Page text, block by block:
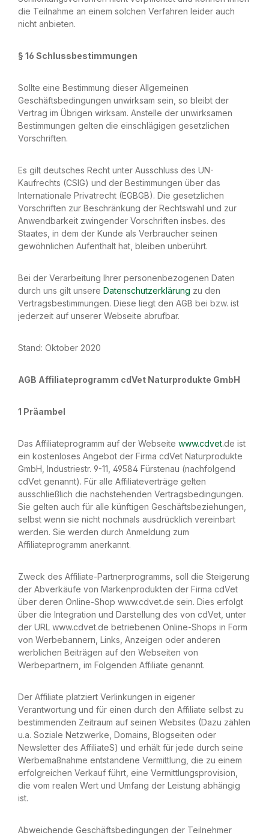
die Teilnahme an einem solchen Verfahren leider auch
nicht anbieten.
§ 16 Schlussbestimmungen
Sollte eine Bestimmung dieser Allgemeinen
Geschäftsbedingungen unwirksam sein, so bleibt der
Vertrag im Übrigen wirksam. Anstelle der unwirksamen
Bestimmungen gelten die einschlägigen gesetzlichen
Vorschriften.
Es gilt deutsches Recht unter Ausschluss des UN-
Kaufrechts (CSIG) und der Bestimmungen über das
Internationale Privatrecht (EGBGB). Die gesetzlichen
Vorschriften zur Beschränkung der Rechtswahl und zur
Anwendbarkeit zwingender Vorschriften insbes. des
Staates, in dem der Kunde als Verbraucher seinen
gewöhnlichen Aufenthalt hat, bleiben unberührt.
Bei der Verarbeitung Ihrer personenbezogenen Daten
durch uns gilt unsere Datenschutzerklärung zu den
Vertragsbestimmungen. Diese liegt den AGB bei bzw. ist
jederzeit auf unserer Webseite abrufbar.
Stand: Oktober 2020
AGB Affiliateprogramm cdVet Naturprodukte GmbH
1 Präambel
Das Affiliateprogramm auf der Webseite www.cdvet.de ist
ein kostenloses Angebot der Firma cdVet Naturprodukte
GmbH, Industriestr. 9-11, 49584 Fürstenau (nachfolgend
cdVet genannt). Für alle Affiliateverträge gelten
ausschließlich die nachstehenden Vertragsbedingungen.
Sie gelten auch für alle künftigen Geschäftsbeziehungen,
selbst wenn sie nicht nochmals ausdrücklich vereinbart
werden. Sie werden durch Anmeldung zum
Affiliateprogramm anerkannt.
Zweck des Affiliate-Partnerprogramms, soll die Steigerung
der Abverkäufe von Markenprodukten der Firma cdVet
über deren Online-Shop www.cdvet.de sein. Dies erfolgt
über die Integration und Darstellung des von cdVet, unter
der URL www.cdvet.de betriebenen Online-Shops in Form
von Werbebannern, Links, Anzeigen oder anderen
werblichen Beiträgen auf den Webseiten von
Werbepartnern, im Folgenden Affiliate genannt.
Der Affiliate platziert Verlinkungen in eigener
Verantwortung und für einen durch den Affiliate selbst zu
bestimmenden Zeitraum auf seinen Websites (Dazu zählen
u.a. Soziale Netzwerke, Domains, Blogseiten oder
Newsletter des AffiliateS) und erhält für jede durch seine
Werbemaßnahme entstandene Vermittlung, die zu einem
erfolgreichen Verkauf führt, eine Vermittlungsprovision,
die vom realen Wert und Umfang der Leistung abhängig
ist.
Abweichende Geschäftsbedingungen der Teilnehmer